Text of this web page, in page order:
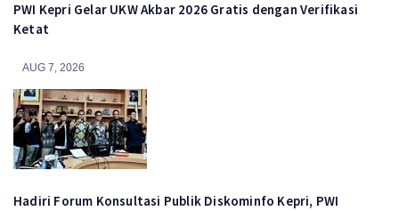
PWI Kepri Gelar UKW Akbar 2026 Gratis dengan Verifikasi
Ketat
AUG 7, 2026
Hadiri Forum Konsultasi Publik Diskominfo Kepri, PWI